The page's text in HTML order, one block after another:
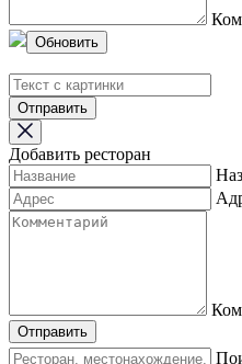
Обновить
Отправить
Добавить ресторан
Отправить